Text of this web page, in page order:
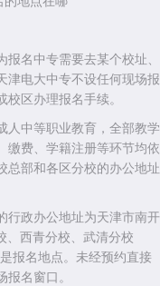
名中专需要去某个校址、
津电大中专不设任何现场报
区办理报名手续。
中等职业教育，全部教学
缴费、学籍注册等环节均依
总部和各区分校的办公地址
政办公地址为天津市南开
、西青分校、武清分校
报名地点。未经预约直接
名窗口。